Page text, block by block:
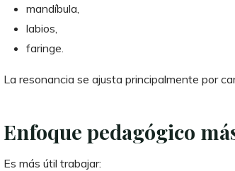
mandíbula,
labios,
faringe.
La resonancia se ajusta principalmente por
Enfoque pedagógico
Es más útil trabajar: